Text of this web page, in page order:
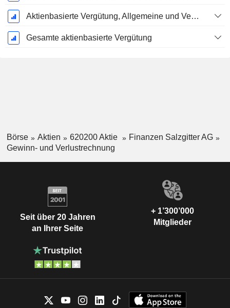
Aktienbasierte Vergütung, Allgemeine und Verwaltungskosten (Gesamt)
Gesamte aktienbasierte Vergütung
Börse Aktien 620200 Aktie
Finanzen Salzgitter AG
Gewinn- und Verlustrechnung
Seit über 20 Jahren
an Ihrer Seite
+ 1’300’000
Mitglieder